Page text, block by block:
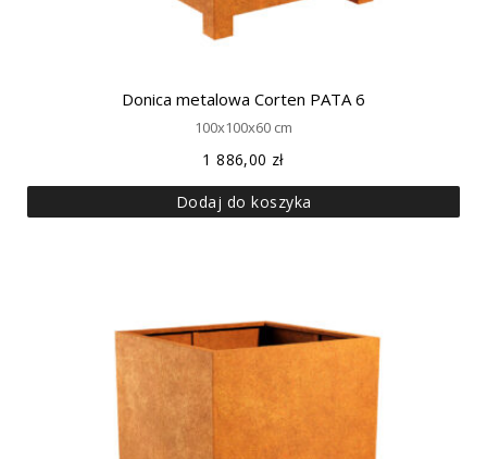
Donica metalowa Corten PATA 6
100x100x60 cm
1 886,00 zł
Dodaj do koszyka